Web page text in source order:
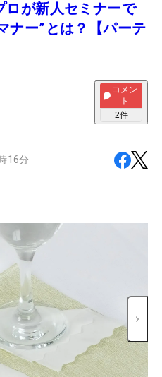
が新人セミナーで
ナー”とは？【パーテ
コメン
ト
2件
16分